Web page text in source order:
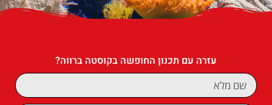
עזרה עם תכנון החופשה בקוסטה ברווה?